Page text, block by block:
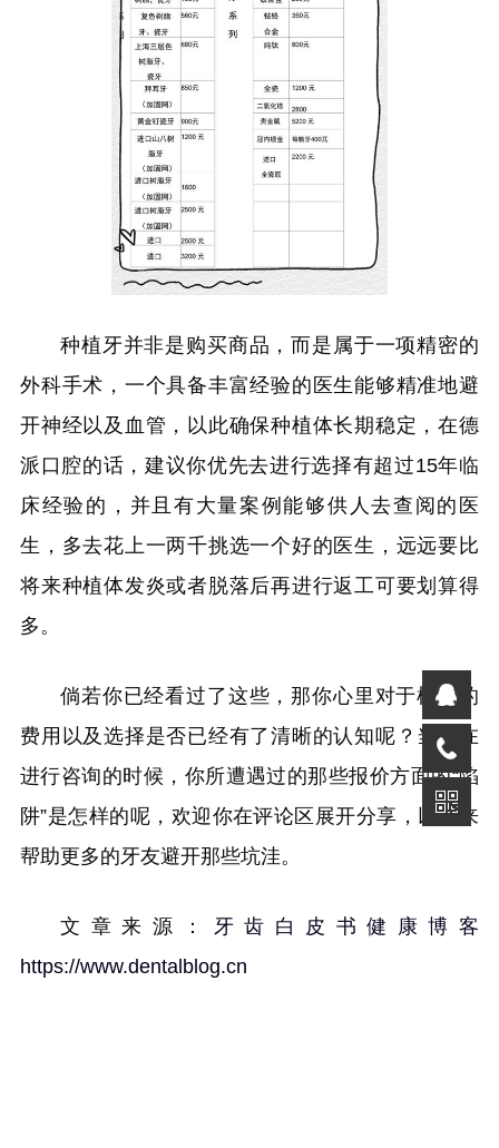
种植牙并非是购买商品，而是属于一项精密的
外科手术，一个具备丰富经验的医生能够精准地避
开神经以及血管，以此确保种植体长期稳定，在德
派口腔的话，建议你优先去进行选择有超过15年临
床经验的，并且有大量案例能够供人去查阅的医
生，多去花上一两千挑选一个好的医生，远远要比
将来种植体发炎或者脱落后再进行返工可要划算得
多。
倘若你已经看过了这些，那你心里对于植牙的
费用以及选择是否已经有了清晰的认知呢？当你在
进行咨询的时候，你所遭遇过的那些报价方面的“陷
阱”是怎样的呢，欢迎你在评论区展开分享，以此来
帮助更多的牙友避开那些坑洼。
文章来源： 牙齿白皮书健康博客
https://www.dentalblog.cn